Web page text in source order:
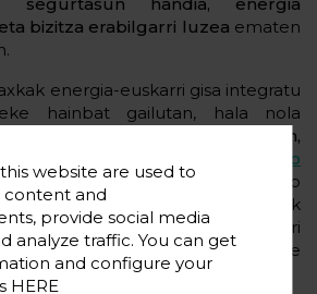
bizitza erabilgarri luzea ematen
energia-euskarri gisa integratu
hainbat gailutan, hala nola
eta hegazkin elektrikoetan,
energia biltegiratzeko instalazio
Are gehiago, VDLk, LISAko
batek, garatutako gelaxkak
integratzeko helburua du. Horri
kuota handitu ahal izango litzateke
website are used to
content and
provide social media
analyze traffic. You can get
and configure your
HERE